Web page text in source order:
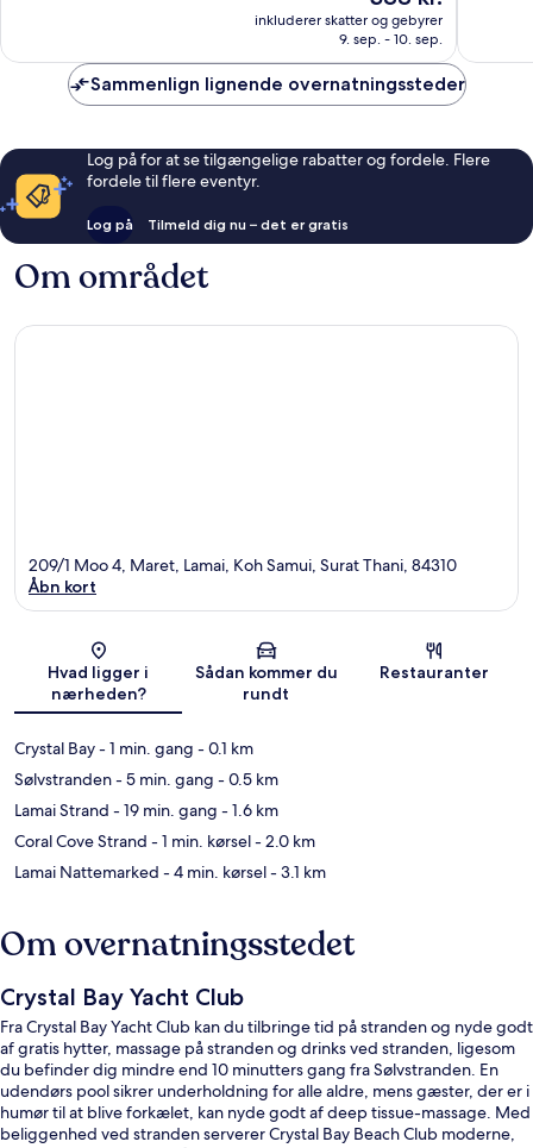
anmeldelser
388 kr.
inkluderer skatter og gebyrer
9. sep. - 10. sep.
Sammenlign lignende overnatningssteder
Log på for at se tilgængelige rabatter og fordele. Flere
fordele til flere eventyr.
Log på Tilmeld dig nu – det er gratis
Om området
Kort
209/1 Moo 4, Maret, Lamai, Koh Samui, Surat Thani, 84310
Åbn kort
Hvad ligger i
nærheden?
Sådan kommer du
rundt
Restauranter
Crystal Bay- 1 min. gang - 0.1 km
Sølvstranden- 5 min. gang - 0.5 km
Lamai Strand - 19 min. gang - 1.6 km
Coral Cove Strand - 1 min. kørsel- 2.0 km
Lamai Nattemarked - 4 min. kørsel- 3.1 km
Om overnatningsstedet
Crystal Bay Yacht Club
Fra Crystal Bay Yacht Club kan du tilbringe tid på stranden og nyde godt
af gratis hytter, massage på stranden og drinks ved stranden, ligesom
du befinder dig mindre end 10 minutters gang fra Sølvstranden. En
udendørs pool sikrer underholdning for alle aldre, mens gæster, der er i
humør til at blive forkælet, kan nyde godt af deep tissue-massage. Med
beliggenhed ved stranden serverer Crystal Bay Beach Club moderne,